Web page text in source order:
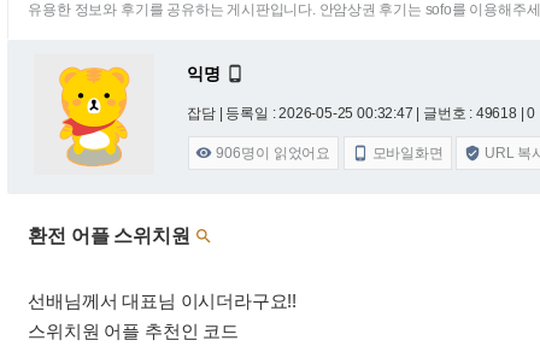
유용한 정보와 후기를 공유하는 게시판입니다. 안암상권 후기는 sofo를 이용해주
익명 
잡담 | 등록일 : 2026-05-25 00:32:47 | 글번호 : 49618 | 0
 906명이 읽었어요  모바일화면  URL 복
환전 어플 스위치원 
선배님께서 대표님 이시더라구요!!
스위치원 어플 추천인 코드